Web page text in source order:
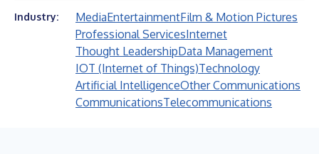
Industry: MediaEntertainmentFilm & Motion Pictures
Professional ServicesInternet
Thought LeadershipData Management
IOT (Internet of Things)Technology
Artificial IntelligenceOther Communications
CommunicationsTelecommunications